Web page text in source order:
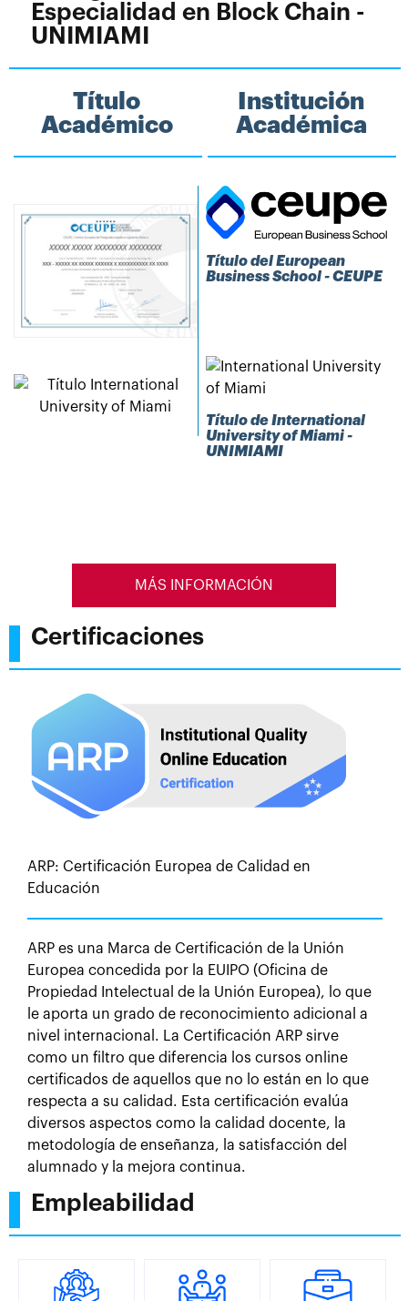
Especialidad en Block Chain -
UNIMIAMI
Título
Académico
Institución
Académica
Título del European
Business School - CEUPE
Título de International
University of Miami -
UNIMIAMI
MÁS INFORMACIÓN
Certificaciones
ARP: Certificación Europea de Calidad en
Educación
ARP es una Marca de Certificación de la Unión
Europea concedida por la EUIPO (Oficina de
Propiedad Intelectual de la Unión Europea), lo que
le aporta un grado de reconocimiento adicional a
nivel internacional. La Certificación ARP sirve
como un filtro que diferencia los cursos online
certificados de aquellos que no lo están en lo que
respecta a su calidad. Esta certificación evalúa
diversos aspectos como la calidad docente, la
metodología de enseñanza, la satisfacción del
alumnado y la mejora continua.
Empleabilidad